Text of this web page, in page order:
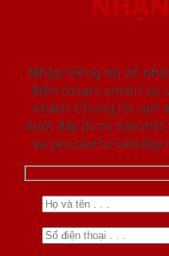
Nhập thông tin để
điện thoại / email/ tại
khách. Chúng tôi
dưới đây được bảo
vụ yêu cầu tư vấn duy